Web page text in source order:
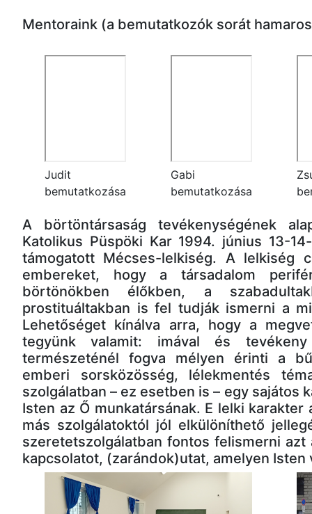
Mentoraink (a bemutatkozók sorát
Judit
bemutatkozása
Gabi
bemutatkozása
A börtöntársaság tevékenységének
Katolikus Püspöki Kar 1994. június 13-
támogatott Mécses-lelkiség. A lelkiség
embereket, hogy a társadalom
börtönökben élőkben, a
prostituáltakban is fel tudják ismerni a
Lehetőséget kínálva arra, hogy a
tegyünk valamit: imával és
természeténél fogva mélyen érinti a
emberi sorsközösség, lélekmentés
szolgálatban – ez esetben is – egy sajátos
Isten az Ő munkatársának. E lelki
más szolgálatoktól jól elkülöníthető
szeretetszolgálatban fontos felismerni
kapcsolatot, (zarándok)utat, amelyen Isten